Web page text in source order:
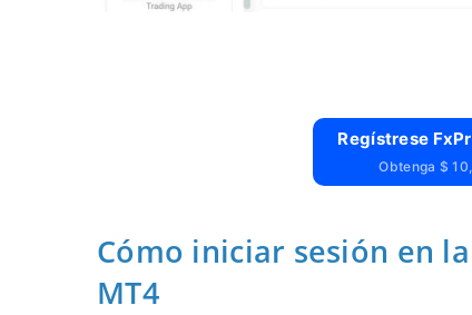
Regístrese
Obtenga $
Cómo iniciar sesión en
MT4